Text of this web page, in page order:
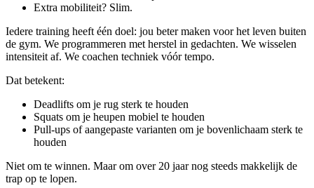
Extra mobiliteit? Slim.
Iedere training heeft één doel: jou beter maken voor het leven buiten
de gym. We programmeren met herstel in gedachten. We wisselen
intensiteit af. We coachen techniek vóór tempo.
Dat betekent:
Deadlifts om je rug sterk te houden
Squats om je heupen mobiel te houden
Pull-ups of aangepaste varianten om je bovenlichaam sterk te
houden
Niet om te winnen. Maar om over 20 jaar nog steeds makkelijk de
trap op te lopen.